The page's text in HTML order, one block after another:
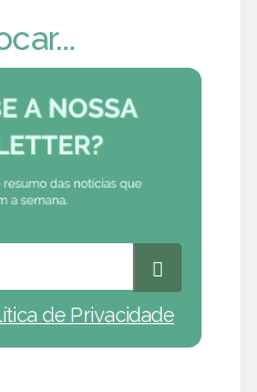
de Privacidade